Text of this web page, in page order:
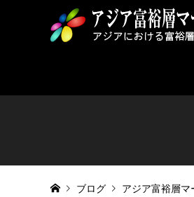
ブログ アジア富裕層マ